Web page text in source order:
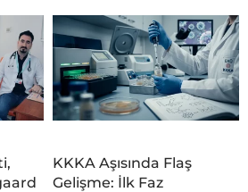
KKKA Aşısında Flaş
Gelişme: İlk Faz